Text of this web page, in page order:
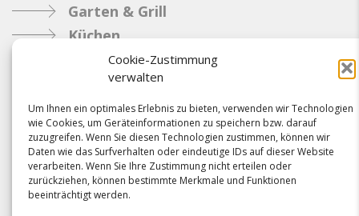
Cookie-Zustimmung
verwalten
Um Ihnen ein optimales Erlebnis zu bieten, verwenden wir Technologien
wie Cookies, um Geräteinformationen zu speichern bzw. darauf
zuzugreifen. Wenn Sie diesen Technologien zustimmen, können wir
Daten wie das Surfverhalten oder eindeutige IDs auf dieser Website
verarbeiten. Wenn Sie Ihre Zustimmung nicht erteilen oder
zurückziehen, können bestimmte Merkmale und Funktionen
beeinträchtigt werden.
Garten & Grill
Küchen
Metallbau
Industrie
Referenzen
News
Samacostyle.ch
Impressum